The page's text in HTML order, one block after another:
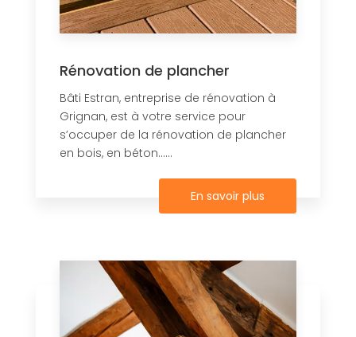
Rénovation de plancher
Bâti Estran, entreprise de rénovation à
Grignan, est à votre service pour
s’occuper de la rénovation de plancher
en bois, en béton......
En savoir plus